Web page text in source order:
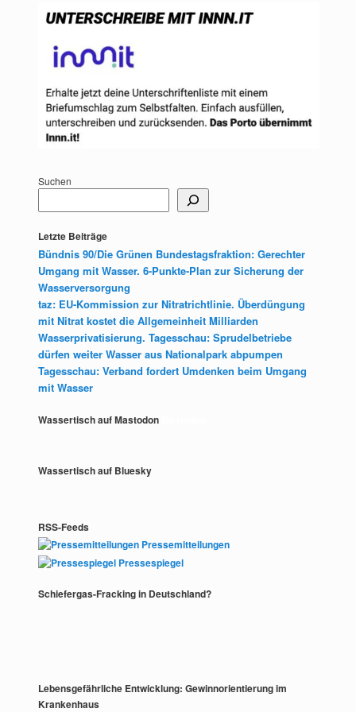
Suchen
Letzte Beiträge
Bündnis 90/Die Grünen Bundestagsfraktion: Gerechter
Umgang mit Wasser. 6-Punkte-Plan zur Sicherung der
Wasserversorgung
taz: EU-Kommission zur Nitratrichtlinie. Überdüngung
mit Nitrat kostet die Allgemeinheit Milliarden
Wasserprivatisierung. Tagesschau: Sprudelbetriebe
dürfen weiter Wasser aus Nationalpark abpumpen
Tagesschau: Verband fordert Umdenken beim Umgang
mit Wasser
Wassertisch auf Mastodon
Wassertisch auf Bluesky
RSS-Feeds
Pressemitteilungen
Pressespiegel
Schiefergas-Fracking in Deutschland?
Lebensgefährliche Entwicklung: Gewinnorientierung im
Krankenhaus